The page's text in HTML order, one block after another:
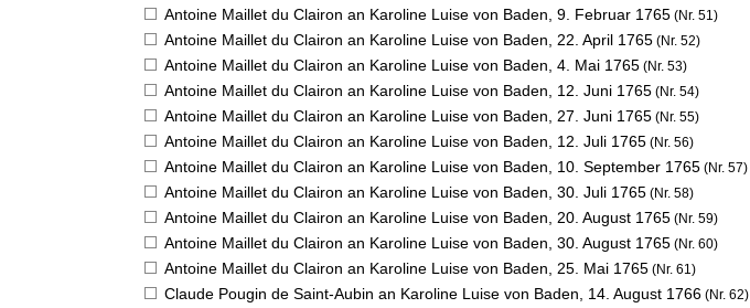
Antoine Maillet du Clairon an Karoline Luise von Baden, 9. Februar 1765 (Nr. 51)
Antoine Maillet du Clairon an Karoline Luise von Baden, 22. April 1765 (Nr. 52)
Antoine Maillet du Clairon an Karoline Luise von Baden, 4. Mai 1765 (Nr. 53)
Antoine Maillet du Clairon an Karoline Luise von Baden, 12. Juni 1765 (Nr. 54)
Antoine Maillet du Clairon an Karoline Luise von Baden, 27. Juni 1765 (Nr. 55)
Antoine Maillet du Clairon an Karoline Luise von Baden, 12. Juli 1765 (Nr. 56)
Antoine Maillet du Clairon an Karoline Luise von Baden, 10. September 1765 (Nr. 57)
Antoine Maillet du Clairon an Karoline Luise von Baden, 30. Juli 1765 (Nr. 58)
Antoine Maillet du Clairon an Karoline Luise von Baden, 20. August 1765 (Nr. 59)
Antoine Maillet du Clairon an Karoline Luise von Baden, 30. August 1765 (Nr. 60)
Antoine Maillet du Clairon an Karoline Luise von Baden, 25. Mai 1765 (Nr. 61)
Claude Pougin de Saint-Aubin an Karoline Luise von Baden, 14. August 1766 (Nr. 62)